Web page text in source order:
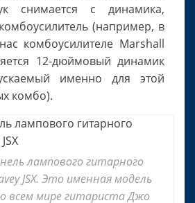
снимается с динамика,
(например, в
комбоусилителе Marshall
12-дюймовый динамик
именно для этой
комбо).
лампового гитарного
JSX. Это именная модель
всем мире гитариста Джо